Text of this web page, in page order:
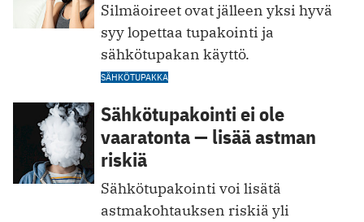
Silmäoireet ovat jälleen yksi hyvä
syy lopettaa tupakointi ja
sähkötupakan käyttö.
SÄHKÖTUPAKKA
Sähkötupakointi ei ole
vaaratonta — lisää astman
riskiä
Sähkötupakointi voi lisätä
astmakohtauksen riskiä yli